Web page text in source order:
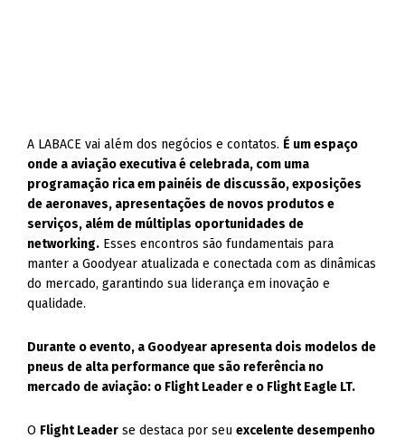
A LABACE vai além dos negócios e contatos. É um espaço
onde a aviação executiva é celebrada, com uma
programação rica em painéis de discussão, exposições
de aeronaves, apresentações de novos produtos e
serviços, além de múltiplas oportunidades de
networking. Esses encontros são fundamentais para
manter a Goodyear atualizada e conectada com as dinâmicas
do mercado, garantindo sua liderança em inovação e
qualidade.
Durante o evento, a Goodyear apresenta dois modelos de
pneus de alta performance que são referência no
mercado de aviação: o Flight Leader e o Flight Eagle LT.
O Flight Leader se destaca por seuexcelente desempenho